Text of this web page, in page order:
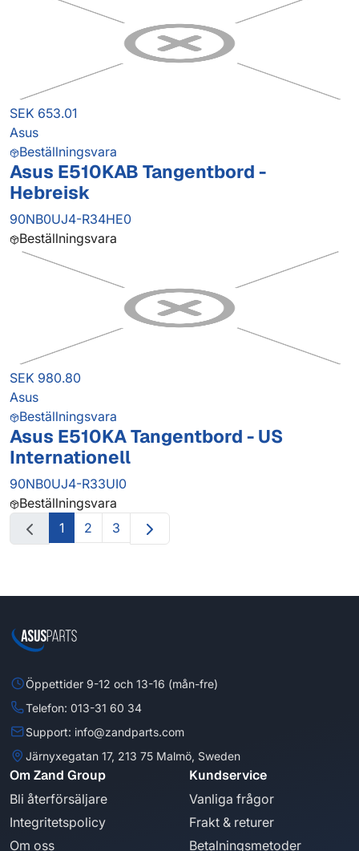
SEK 653.01
Asus
Beställningsvara
Asus E510KAB Tangentbord -
Hebreisk
90NB0UJ4-R34HE0
Beställningsvara
SEK 980.80
Asus
Beställningsvara
Asus E510KA Tangentbord - US
Internationell
90NB0UJ4-R33UI0
Beställningsvara
1
2 3
Öppettider 9-12 och 13-16 (mån-fre)
Telefon: 013-31 60 34
Support: info@zandparts.com
Järnyxegatan 17, 213 75 Malmö, Sweden
Om Zand Group
Bli återförsäljare
Integritetspolicy
Om oss
Kundservice
Vanliga frågor
Frakt & returer
Betalningsmetoder